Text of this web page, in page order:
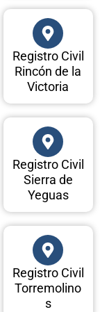
Registro Civil
Rincón de la
Victoria
Registro Civil
Sierra de
Yeguas
Registro Civil
Torremolino
s